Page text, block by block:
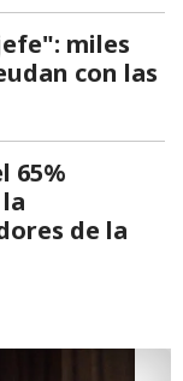
miles
con las
65%
de la